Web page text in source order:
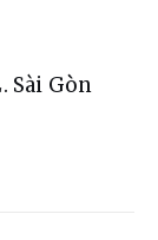
Sài Gòn